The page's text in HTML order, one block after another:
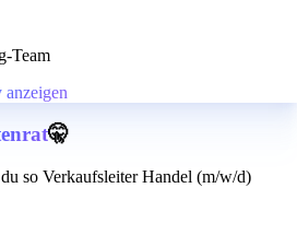
Team
🤫
so Verkaufsleiter Handel (m/w/d)